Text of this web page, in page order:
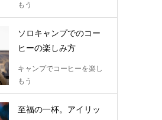
もう
ソロキャンプでのコー
ヒーの楽しみ方
キャンプでコーヒーを楽し
もう
至福の一杯。アイリッ